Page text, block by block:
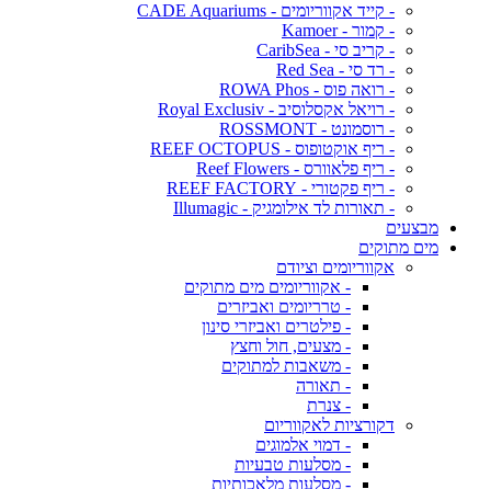
- קייד אקווריומים - CADE Aquariums
- קמור - Kamoer
- קריב סי - CaribSea
- רד סי - Red Sea
- רואה פוס - ROWA Phos
- רויאל אקסלוסיב - Royal Exclusiv
- רוסמונט - ROSSMONT
- ריף אוקטופוס - REEF OCTOPUS
- ריף פלאוורס - Reef Flowers
- ריף פקטורי - REEF FACTORY
- תאורות לד אילומגיק - Illumagic
מבצעים
מים מתוקים
אקווריומים וציודם
- אקווריומים מים מתוקים
- טרריומים ואביזרים
- פילטרים ואביזרי סינון
- מצעים, חול וחצץ
- משאבות למתוקים
- תאורה
- צנרת
דקורציות לאקווריום
- דמוי אלמוגים
- מסלעות טבעיות
- מסלעות מלאכותיות